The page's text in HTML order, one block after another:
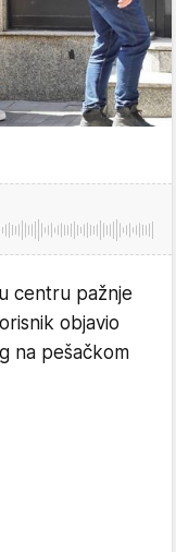
centru pažnje
objavio
na pešačkom